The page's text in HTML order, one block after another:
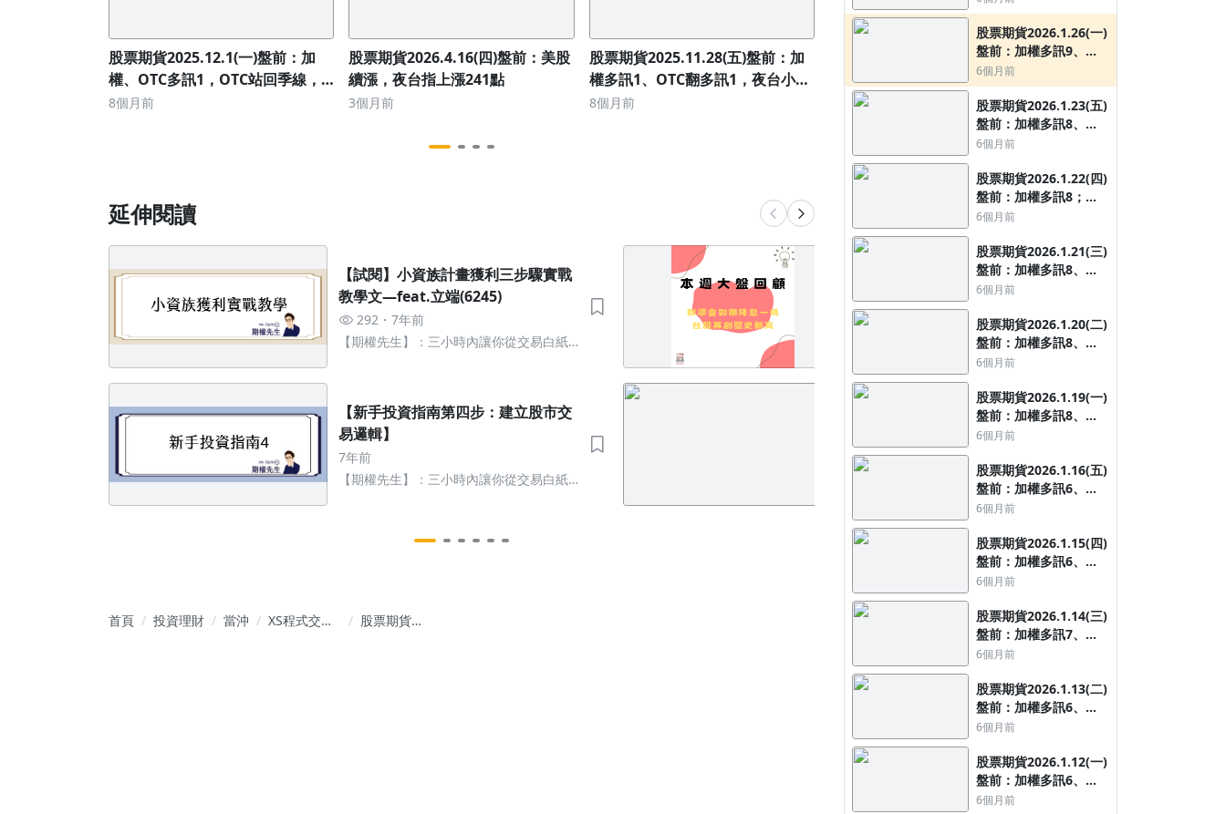
股票期貨2025.12.1(一)盤前：加
權、OTC多訊1，OTC站回季線，
夜台指上漲47點
8個月前
股票期貨2026.4.16(四)盤前：美股
續漲，夜台指上漲241點
3個月前
股票期貨2025.11.28(五)盤前：加
權多訊1、OTC翻多訊1，夜台小跌
24點
8個月前
股票期貨2025.10.15(三)盤前：加
權、OTC空訊1，夜台上漲58點
9個月前
股票期貨2025.11.6(四)
點
9個月前
延伸閱讀
【試閱】小資族計畫獲利三步驟實戰
教學文—feat.立端(6245)
292
7年前
【期權先生】：三小時內讓你從交易白紙
【新手投資指南第四步：建立股市交
易邏輯】
7年前
【期權先生】：三小時內讓你從交易白紙
12/12 本週台股大盤回顧
7個月前
小王講股 - 選股教學 教你如何找到潛力股
10個月前
V教頭投資術
首頁 投資理財 當沖
XS程式交
股票期貨
138點
股票期貨2026.1.26(一)
盤前：加權多訊9、
OTC多訊3，夜台上漲
79點
6個月前
股票期貨2026.1.23(五)
盤前：加權多訊8、
OTC多訊3，夜台上漲
6個月前
股票期貨2026.1.22(四)
盤前：加權多訊8；
OTC多訊3，夜台上漲
6個月前
股票期貨2026.1.21(三)
盤前：加權多訊8、
OTC多訊3，夜台下跌
6個月前
股票期貨2026.1.20(二)
盤前：加權多訊8、
OTC多訊2，夜台下跌
6個月前
股票期貨2026.1.19(一)
盤前：加權多訊8、
OTC多訊2，夜台下跌
6個月前
股票期貨2026.1.16(五)
盤前：加權多訊6、
OTC多訊1，夜台上漲
6個月前
股票期貨2026.1.15(四)
盤前：加權多訊6、
OTC多訊1，夜台下跌
6個月前
股票期貨2026.1.14(三)
盤前：加權多訊7、
OTC多訊1，夜台上漲
6個月前
股票期貨2026.1.13(二)
盤前：加權多訊6、
OTC翻多訊1，夜台上
6個月前
股票期貨2026.1.12(一)
盤前：加權多訊6、
OTC空訊1，夜台上漲
6個月前